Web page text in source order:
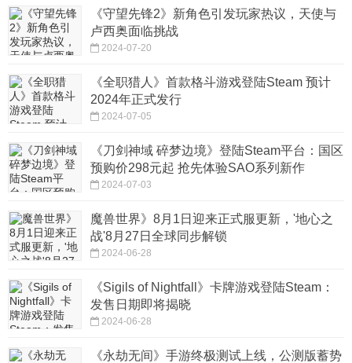
《守望先锋2》新角色引发玩家热议，天使与
卢西奥面临挑战
2024-07-20
《全职猎人》首款格斗游戏登陆Steam 预计
2024年正式发行
2024-07-05
《刀剑神域 碎梦边境》登陆Steam平台：国区
预购价298元起 抢先体验SAO系列新作
2024-07-03
魔兽世界》8月1日迎来正式服更新，'地心之
战'8月27日全球同步解锁
2024-06-28
《Sigils of Nightfall》卡牌游戏登陆Steam：
发售日期即将揭晓
2024-06-28
《永劫无间》手游终极测试上线，公测版蓄势